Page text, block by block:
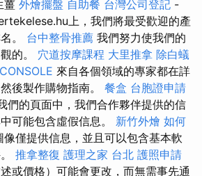
薑 外燴擺盤 自助餐 台灣公司登記 -
上，我們將最受歡迎的產
。 台中整骨推薦 我們努力使我們的
的。 穴道按摩課程 大里推拿 除白蟻
來自各個領域的專家都在詳
後製作購物指南。 餐盒 台胞證申請
們的頁面中，我們合作夥伴提供的信
可能包含虛假信息。 新竹外燴 如何
像僅提供信息，並且可以包含基本軟
推拿整復 護理之家 台北 護照申請
或價格）可能會更改，而無需事先通